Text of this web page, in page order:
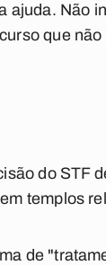
ajuda. Não
que
do STF
templos
de